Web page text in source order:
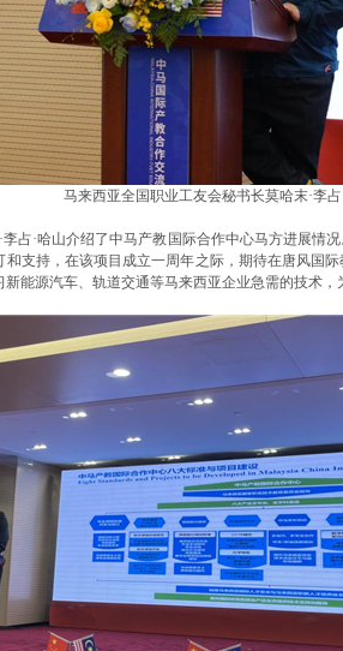
马来西亚全国职业工友会秘书长莫哈末·李占
占·哈山介绍了中马产教国际合作中心马方进展情
支持，在该项目成立一周年之际，期待在唐风国
能源汽车、轨道交通等马来西亚企业急需的技术，